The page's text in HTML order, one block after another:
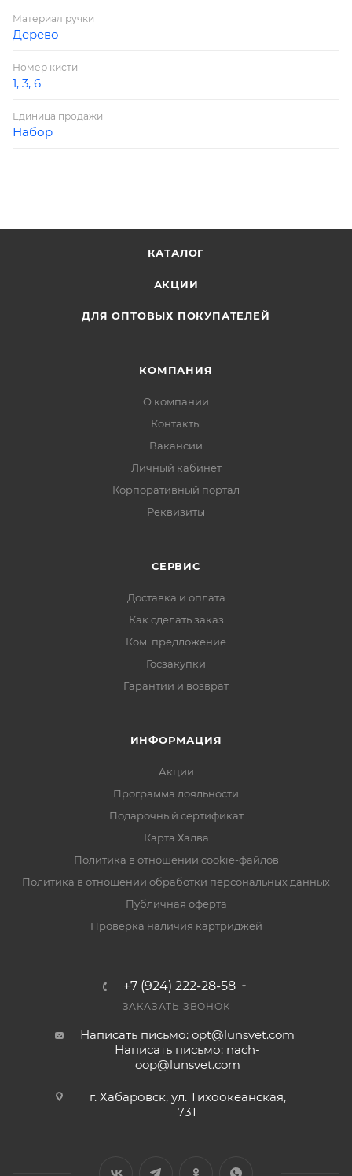
Материал ручки
Дерево
Номер кисти
1, 3, 6
Единица продажи
Набор
КАТАЛОГ
АКЦИИ
ДЛЯ ОПТОВЫХ ПОКУПАТЕЛЕЙ
КОМПАНИЯ
О компании
Контакты
Вакансии
Личный кабинет
Корпоративный портал
Реквизиты
СЕРВИС
Доставка и оплата
Как сделать заказ
Ком. предложение
Госзакупки
Гарантии и возврат
ИНФОРМАЦИЯ
Акции
Программа лояльности
Подарочный сертификат
Карта Халва
Политика в отношении cookie-файлов
Политика в отношении обработки персональных данных
Публичная оферта
Проверка наличия картриджей
+7 (924) 222-28-58
ЗАКАЗАТЬ ЗВОНОК
Написать письмо: opt@lunsvet.com
Написать письмо: nach-
oop@lunsvet.com
г. Хабаровск, ул. Тихоокеанская,
73Т